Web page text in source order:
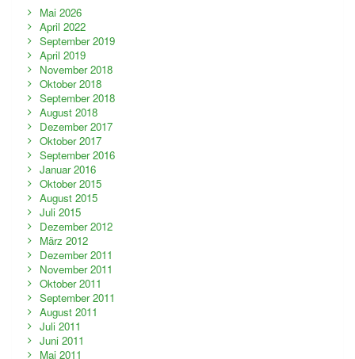
Mai 2026
April 2022
September 2019
April 2019
November 2018
Oktober 2018
September 2018
August 2018
Dezember 2017
Oktober 2017
September 2016
Januar 2016
Oktober 2015
August 2015
Juli 2015
Dezember 2012
März 2012
Dezember 2011
November 2011
Oktober 2011
September 2011
August 2011
Juli 2011
Juni 2011
Mai 2011